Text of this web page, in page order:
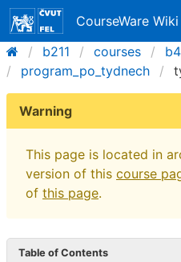
CourseWare Wiki
b211
courses
program_po_tydnech
Warning
This page is located in
version of this course
of this page.
Table of Contents